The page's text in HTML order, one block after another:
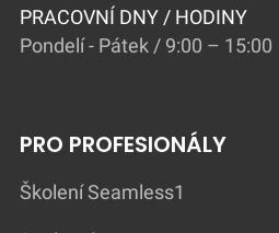
PRACOVNÍ DNY / HODINY
Pondelí - Pátek / 9:00 – 15:00
PRO PROFESIONÁLY
Školení Seamless1